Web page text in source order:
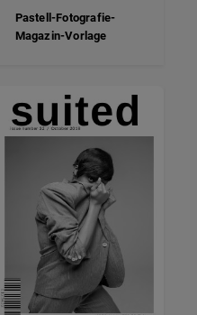
Pastell-Fotografie-
Magazin-Vorlage